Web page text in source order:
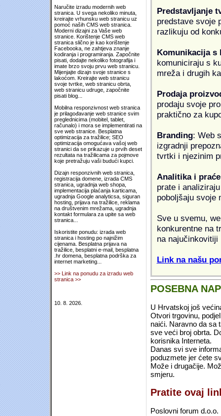
Naručite izradu modernih web
stranica. U svega nekoliko minuta,
kreirajte vrhunsku web stranicu uz
pomoć naših CMS web stranica.
Moderni dizajni za Vaše web
stranice. Korištenje CMS web
stranica slično je kao korištenje
Facebooka, ne zahtjeva znanje
kodiranja i programiranja. Započnite
pisati, dodajte nekoliko fotografija i
imate brzo svoju prvu web stranicu.
Mijenjajte dizajn svoje stranice s
lakoćom. Kreirajte web stranicu
svoje tvrtke, web stranicu obrta,
web stranicu udruge, započnite
pisati blog...
Mobilna responzivnost web stranica
je prilagođavanje web stranice svim
preglednicima (mobitel, tablet,
računalo) i mora se implementirati na
sve web stranice. Besplatna
optimizacija za tražilice; SEO
optimizacija omogućava vašoj web
stranici da se prikazuje u prvih deset
rezultata na tražilicama za pojmove
koje pretražuju vaši budući kupci.
Dizajn responzivnih web stranica,
registracija domene, izrada CMS
stranica, ugradnja web shopa,
implementacija plaćanja karticama,
ugradnja Google analyticsa, siguran
hosting, prijava na tražilice, reklama
na društvenim mrežama, ugradnja
kontakt formulara za upite sa web
stranica...
Iskoristite ponudu: izrada web
stranica i hosting po najnižim
cijenama. Besplatna prijava na
tražilice, besplatni e-mail, besplatna
.hr domena, besplatna podrška za
internet marketing...
>> Link na ponudu za izradu web
stranica >>
10. 8. 2026.
Predstavljanje
predstave svoje
razlikuju od
Komunikacija s
komuniciraju s
mreža i drugih
Prodaja
prodaju svoje
praktično za
Branding: Web
izgradnji
tvrtki i njezinim
Analitika i
prate i
poboljšaju svoje
Sve u svemu,
konkurentne na
na najučinkovitiji
Link na našu
POSEBNA
U Hrvatskoj još
Otvori trgovinu,
naići. Naravno da sa
sve veći broj obrta.
korisnika Interneta.
Danas svi sve
poduzmete jer ćete
Može i drugačije.
smjeru.
Pratite ovaj
Poslovni forum